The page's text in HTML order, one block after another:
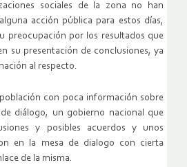
sociales de la zona no han
acción pública para estos días,
preocupación por los resultados que
su presentación de conclusiones, ya
al respecto.
con poca información sobre
diálogo, un gobierno nacional que
y posibles acuerdos y unos
en la mesa de dialogo con cierta
de la misma.